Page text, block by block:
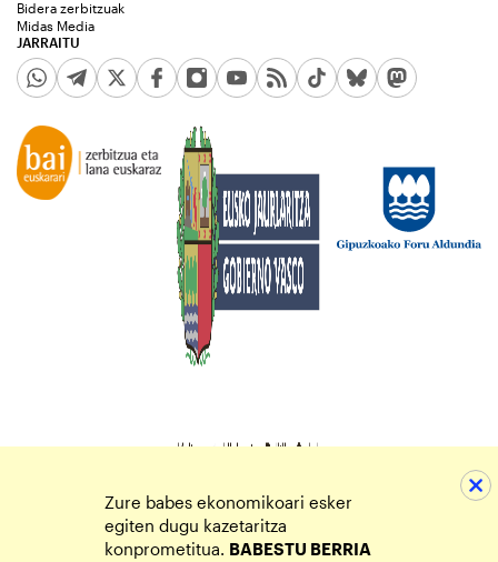
JARRAITU
Bidera zerbitzuak
Midas Media
Zure babes ekonomikoari esker
egiten dugu kazetaritza
konprometitua. BABESTU BERRIA